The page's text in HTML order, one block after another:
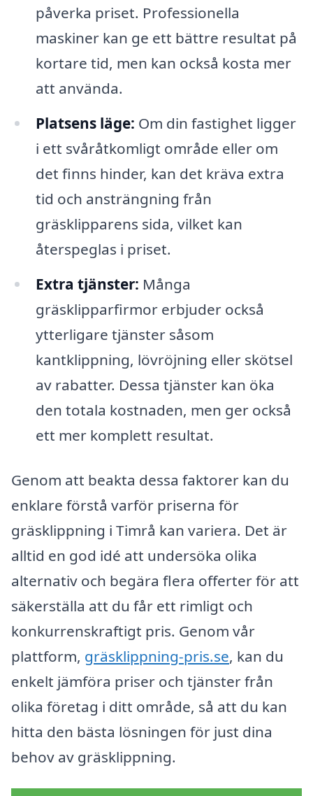
påverka priset. Professionella
maskiner kan ge ett bättre resultat på
kortare tid, men kan också kosta mer
att använda.
Platsens läge: Om din fastighet ligger
i ett svåråtkomligt område eller om
det finns hinder, kan det kräva extra
tid och ansträngning från
gräsklipparens sida, vilket kan
återspeglas i priset.
Extra tjänster: Många
gräsklipparfirmor erbjuder också
ytterligare tjänster såsom
kantklippning, lövröjning eller skötsel
av rabatter. Dessa tjänster kan öka
den totala kostnaden, men ger också
ett mer komplett resultat.
Genom att beakta dessa faktorer kan du
enklare förstå varför priserna för
gräsklippning i Timrå kan variera. Det är
alltid en god idé att undersöka olika
alternativ och begära flera offerter för att
säkerställa att du får ett rimligt och
konkurrenskraftigt pris. Genom vår
plattform, gräsklippning-pris.se, kan du
enkelt jämföra priser och tjänster från
olika företag i ditt område, så att du kan
hitta den bästa lösningen för just dina
behov av gräsklippning.